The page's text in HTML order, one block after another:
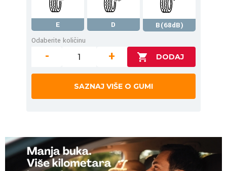
E D
B(68dB)
Odaberite količinu
- +
SAZNAJ VIŠE O GUMI